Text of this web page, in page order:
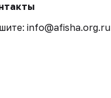
info@afisha.org.ru